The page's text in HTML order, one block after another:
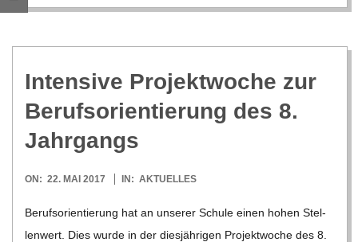
D
S
C
H
M
Inten­sive Pro­jekt­wo­che zur
Berufs­ori­en­tie­rung des 8.
Jahrgangs
2017-
ON: 22. MAI 2017 IN: AKTUELLES
Berufs­ori­en­tie­rung hat an unse­rer Schule einen hohen Stel­
len­wert. Dies wurde in der dies­jäh­ri­gen Pro­jekt­wo­che des 8.